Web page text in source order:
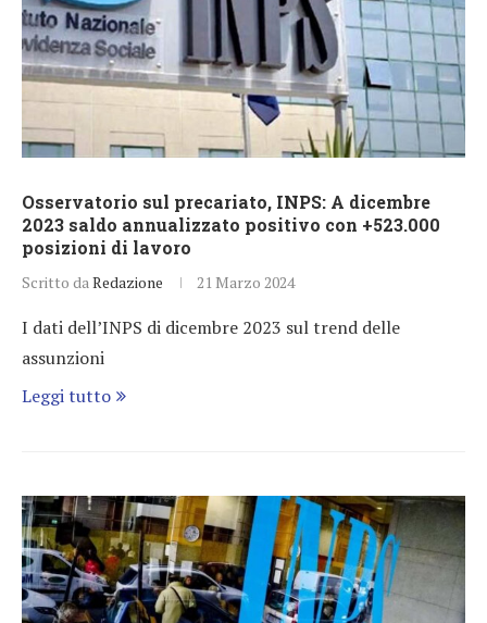
Osservatorio sul precariato, INPS: A dicembre
2023 saldo annualizzato positivo con +523.000
posizioni di lavoro
Scritto da Redazione 21 Marzo 2024
I dati dell’INPS di dicembre 2023 sul trend delle
assunzioni
Leggi tutto